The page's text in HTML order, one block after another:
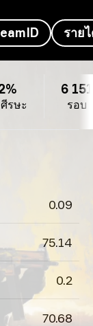
ราย
รษะ รอบ
6 151
0.09
75.14
0.2
70.68